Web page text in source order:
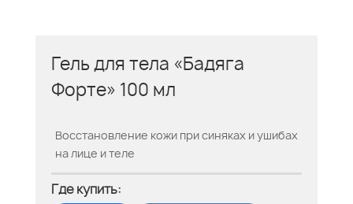
Гель для тела «Бадяга
Форте» 100 мл
Восстановление кожи при синяках и ушибах
на лице и теле
Где купить: